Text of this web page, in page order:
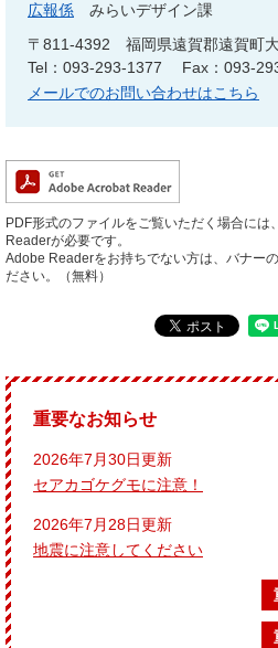
広報係
みらいデザイン課
〒811-4392
福岡県遠賀郡遠賀町
Tel：093-293-1377
Fax：093-
メールでのお問い合わせはこちら
PDF形式のファイルをご覧いただく場合に
Readerが必要です。
Adobe Readerをお持ちでない方は、バナー
ださい。（無料）
重要なお知らせ
2026年7月30日更新
セアカゴケグモに注意！
2026年7月28日更新
地震に注意してください